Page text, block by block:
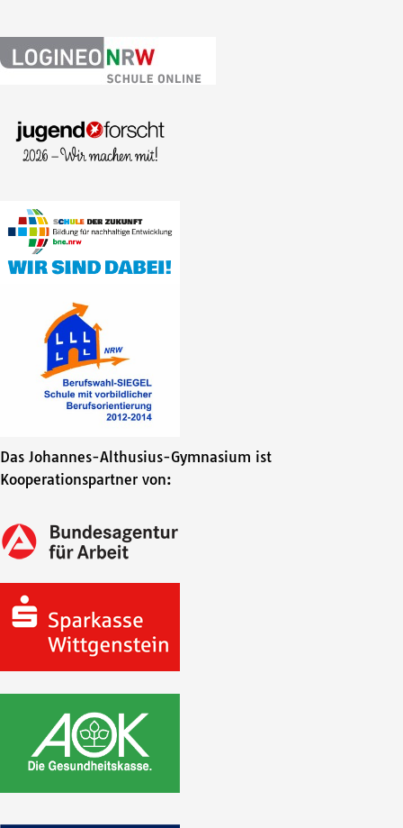
Das Johannes-Althusius-Gymnasium ist
Kooperationspartner von: